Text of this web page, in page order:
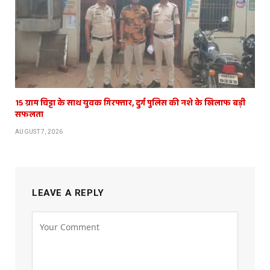
15 ग्राम चिट्टा के साथ युवक गिरफ्तार, दुर्ग पुलिस की नशे के खिलाफ बड़ी
सफलता
AUGUST 7, 2026
LEAVE A REPLY